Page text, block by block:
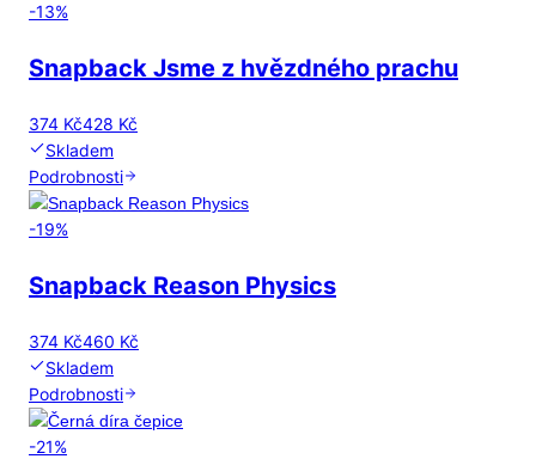
-13%
Snapback Jsme z hvězdného prachu
374 Kč428 Kč
Skladem
Podrobnosti
-19%
Snapback Reason Physics
374 Kč460 Kč
Skladem
Podrobnosti
-21%